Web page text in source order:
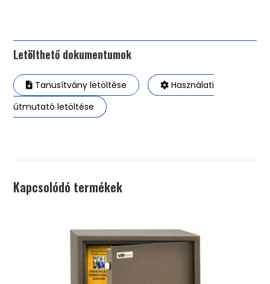
Letölthető dokumentumok
Tanusítvány letöltése
Használati
útmutató letöltése
Kapcsolódó termékek